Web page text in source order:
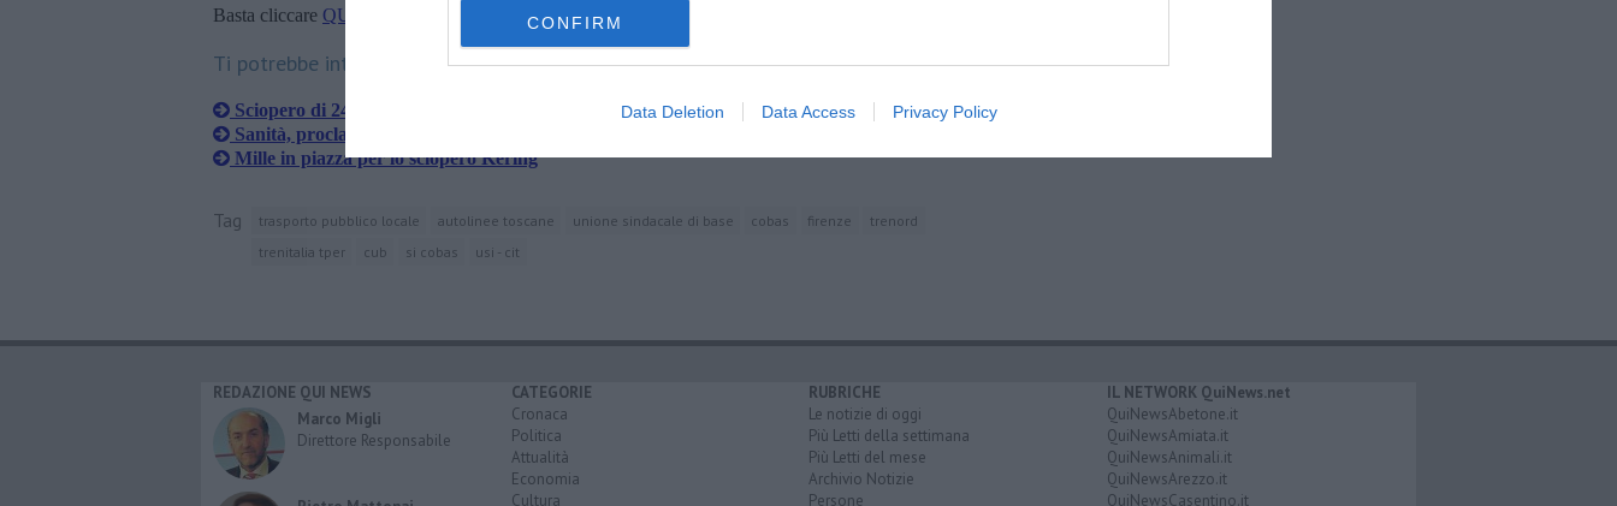
CONFIRM
Data Deletion Data Access Privacy Policy
Basta cliccare QUI
Ti potrebbe interessare anche:
Sciopero di 24 ore, si fermano anche i bus
Sanità, proclamato un nuovo sciopero
Mille in piazza per lo sciopero Kering
Tag trasporto pubblico locale autolinee toscane unione sindacale di base cobas firenze
trenord
trenitalia tper
cub si cobas usi - cit
REDAZIONE QUI NEWS
Marco Migli
Direttore Responsabile
CATEGORIE
Cronaca
Politica
Attualità
Economia
Cultura
RUBRICHE
Le notizie di oggi
Più Letti della settimana
Più Letti del mese
Archivio Notizie
Persone
IL NETWORK QuiNews.net
QuiNewsAbetone.it
QuiNewsAmiata.it
QuiNewsAnimali.it
QuiNewsArezzo.it
QuiNewsCasentino.it